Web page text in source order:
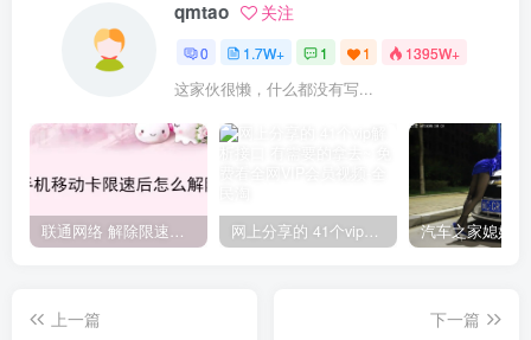
qmtao 关注
0 1.7W+ 1 1 1395W+
这家伙很懒，什么都没有写...
联通网络 解除限速方法参考！畅享、畅玩、老白干等及其它地区自测了 网上分享的 41个vip解析接口 有需要的拿去~ 免费看全网VIP会员视频
上一篇
下一篇